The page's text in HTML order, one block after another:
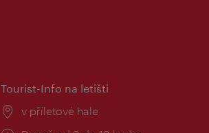
Tourist-Info na letišti
Místo:
v příletové hale